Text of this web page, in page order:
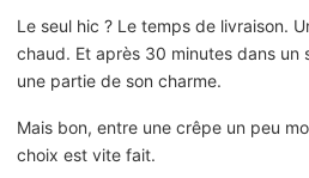
Le seul hic ? Le temps de livraison.
chaud. Et après 30 minutes dans un
une partie de son charme.
Mais bon, entre une crêpe un peu
choix est vite fait.